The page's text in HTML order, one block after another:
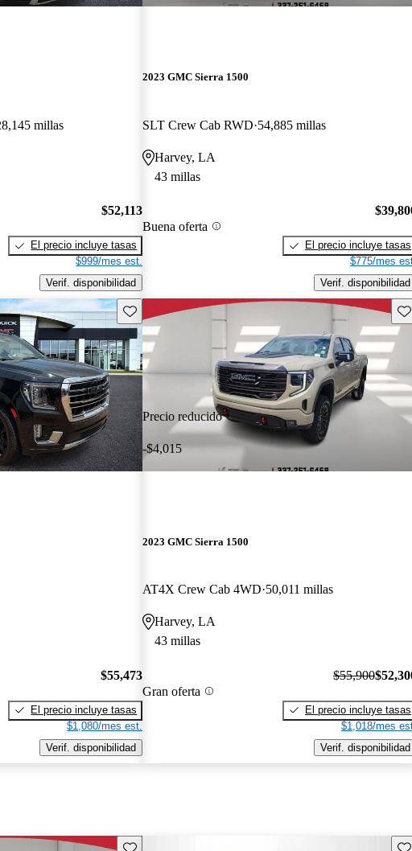
millas
$52,113
El precio incluye tasas
$999/mes est.
Verif. disponibilidad
2023 GMC Sierra 1500
SLT Crew Cab RWD 54,885 millas
Harvey, LA
43 millas
Buena oferta
El precio incluye tasas
$775/mes
Verif. disponibilidad
Guarda este Aviso
$55,473
El precio incluye tasas
$1,080/mes est.
Verif. disponibilidad
Precio reducido
-$4,015
2023 GMC Sierra 1500
AT4X Crew Cab 4WD 50,011 millas
Harvey, LA
43 millas
Gran oferta
$55,900
El precio incluye tasas
$1,018/mes
Verif. disponibilidad
Guarda este Aviso